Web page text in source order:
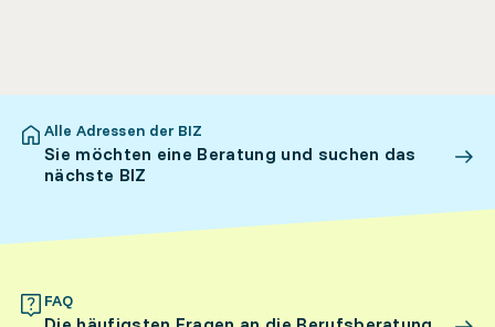
Alle Adressen der BIZ
Sie möchten eine Beratung und suchen das
nächste BIZ
FAQ